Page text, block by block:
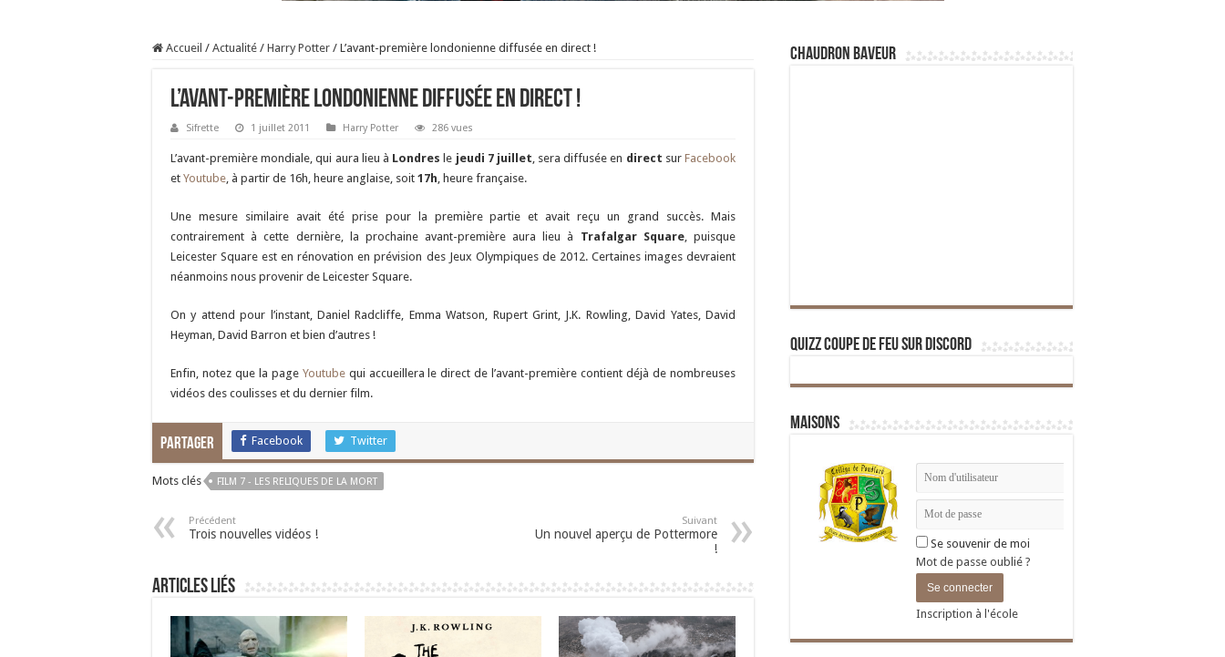
Accueil / Actualité / Harry Potter / L’avant-première londonienne diffusée en direct !
L’avant-première londonienne diffusée en direct !
Sifrette 1 juillet 2011 Harry Potter 286 vues
L’avant-première mondiale, qui aura lieu à Londres le jeudi 7 juillet, sera diffusée en direct sur Facebook
et Youtube, à partir de 16h, heure anglaise, soit 17h, heure française.
Une mesure similaire avait été prise pour la première partie et avait reçu un grand succès. Mais
contrairement à cette dernière, la prochaine avant-première aura lieu à Trafalgar Square, puisque
Leicester Square est en rénovation en prévision des Jeux Olympiques de 2012. Certaines images devraient
néanmoins nous provenir de Leicester Square.
On y attend pour l’instant, Daniel Radcliffe, Emma Watson, Rupert Grint, J.K. Rowling, David Yates, David
Heyman, David Barron et bien d’autres !
Enfin, notez que la page Youtubequi accueillera le direct de l’avant-première contient déjà de nombreuses
vidéos des coulisses et du dernier film.
Partager Facebook Twitter
Mots clés FILM 7 - LES RELIQUES DE LA MORT
Précédent
Trois nouvelles vidéos !
Suivant
Un nouvel aperçu de Pottermore
!
Articles liés
Chaudron Baveur
Quizz Coupe de Feu sur Discord
Maisons
Se souvenir de moi
Mot de passe oublié ?
Inscription à l'école